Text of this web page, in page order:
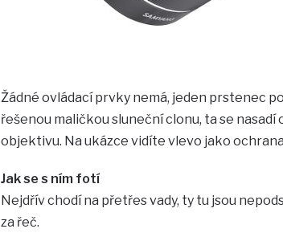
Žádné ovládací prvky nemá, jeden prstenec
řešenou maličkou sluneční clonu, ta se
objektivu. Na ukázce vidíte vlevo jako
Jak se s ním fotí
Nejdřív chodí na přetřes vady, ty tu jsou
za řeč.